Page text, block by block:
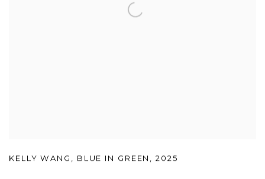
KELLY WANG , BLUE IN GREEN ,2025